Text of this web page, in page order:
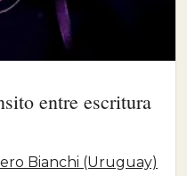
entre escritura
Bianchi (Uruguay)